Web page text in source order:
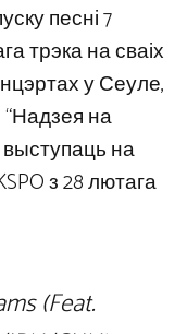
песні 7
трэка на сваіх
у Сеуле,
на
выступаць на
з 28 лютага
(Feat.